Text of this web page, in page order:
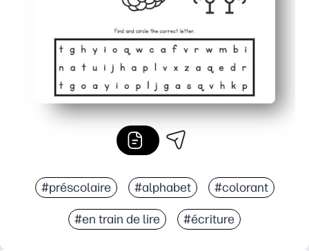
#préscolaire #alphabet #colorant
#en train de lire #écriture